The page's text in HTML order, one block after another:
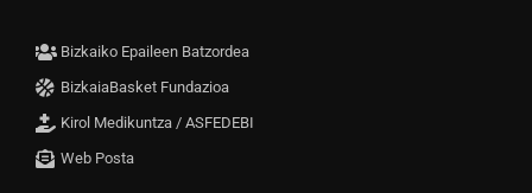
Bizkaiko Epaileen Batzordea
BizkaiaBasket Fundazioa
Kirol Medikuntza / ASFEDEBI
Web Posta